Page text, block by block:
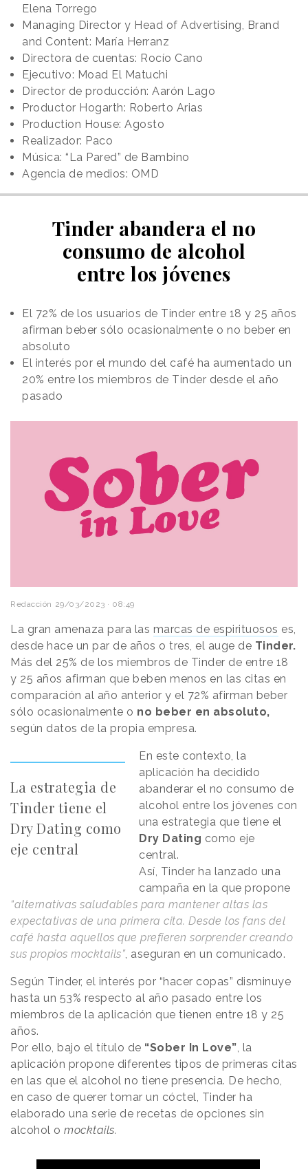
Elena Torrego
Managing Director y Head of Advertising, Brand
and Content: María Herranz
Directora de cuentas: Rocío Cano
Ejecutivo: Moad El Matuchi
Director de producción: Aarón Lago
Productor Hogarth: Roberto Arias
Production House: Agosto
Realizador: Paco
Música: “La Pared” de Bambino
Agencia de medios: OMD
Tinder abandera el no
consumo de alcohol
entre los jóvenes
El 72% de los usuarios de Tinder entre 18 y 25 años
afirman beber sólo ocasionalmente o no beber en
absoluto
El interés por el mundo del café ha aumentado un
20% entre los miembros de Tinder desde el año
pasado
Redacción 29/03/2023 · 08:49
La gran amenaza para las marcas de espirituosos es,
desde hace un par de años o tres, el auge de Tinder.
Más del 25% de los miembros de Tinder de entre 18
y 25 años afirman que beben menos en las citas en
comparación al año anterior y el 72% afirman beber
sólo ocasionalmente o no beber en absoluto,
según datos de la propia empresa.
La estrategia de
Tinder tiene el
Dry Dating como
eje central
En este contexto, la
aplicación ha decidido
abanderar el no consumo de
alcohol entre los jóvenes con
una estrategia que tiene el
Dry Dating como eje
central.
Así, Tinder ha lanzado una
campaña en la que propone
“alternativas saludables para mantener altas las
expectativas de una primera cita. Desde los fans del
café hasta aquellos que prefieren sorprender creando
sus propios mocktails” , aseguran en un comunicado.
Según Tinder, el interés por “hacer copas” disminuye
hasta un 53% respecto al año pasado entre los
miembros de la aplicación que tienen entre 18 y 25
años.
Por ello, bajo el título de “Sober In Love” , la
aplicación propone diferentes tipos de primeras citas
en las que el alcohol no tiene presencia. De hecho,
en caso de querer tomar un cóctel, Tinder ha
elaborado una serie de recetas de opciones sin
alcohol o mocktails.